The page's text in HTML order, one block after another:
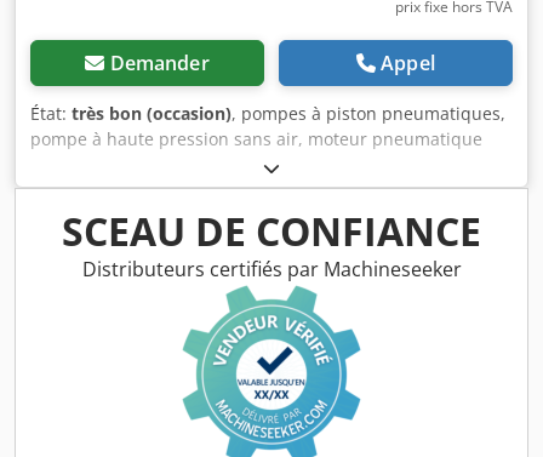
prix fixe hors TVA
Demander Appel
État: très bon (occasion), pompes à piston pneumatiques,
pompe à haute pression sans air, moteur pneumatique
AIR MOTOR - Pièce de rechange Dedpfx Afeb A Ivvjqeck -
Poids : 100 kg
SCEAU DE CONFIANCE
Distributeurs certifiés par Machineseeker